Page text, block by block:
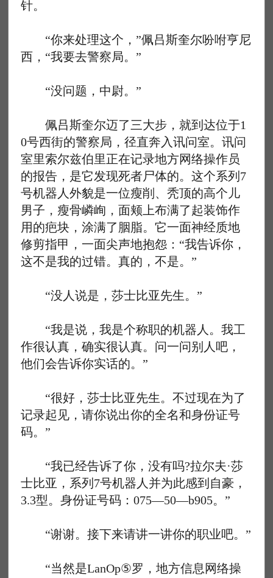
针。
“你来处理这个，”佩吕斯奎尔吩咐亨尼
西，“我要去警察局。”
“没问题，中尉。”
佩吕斯奎尔迈了三大步，就到达位于1
0号西街的警察局，径直奔入讯问室。讯问
室里索尔兹伯里正在记录地方网络操作员
的报告，是它发现死者尸体的。这个系列7
号机器人外貌是一位瘦削、秃顶的高个儿
男子，瘦骨嶙峋，面颊上布满了起装饰作
用的疤块，涂满了胭脂。它一面神经质地
修剪指甲，一面尖声地抱怨：“我告诉你，
这不是我的过错。真的，不是。”
“没人说是，莎士比亚先生。”
“我是说，我是个称职的机器人。我工
作很认真，确实很认真。问一问别人吧，
他们会告诉你实话的。”
“很好，莎士比亚先生。不过现在为了
记录起见，请你说出你的全名和身份证号
码。”
“我已经告诉了你，没有吗?拉尔夫·莎
士比亚，系列7号机器人并为此感到自豪，
3.3型。身份证号码：075—50—b905。”
“谢谢。接下来请讲一讲你的职业吧。”
“当然是LanOp⑤罗，地方信息网络操